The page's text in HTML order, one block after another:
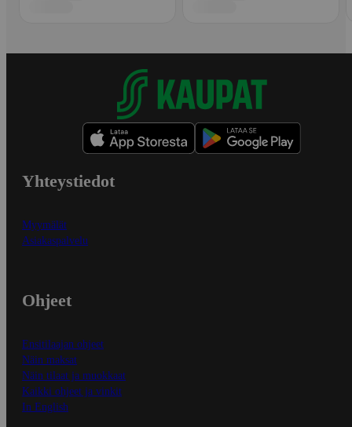
Yhteystiedot
Myymälät
Asiakaspalvelu
Ohjeet
Ensitilaajan ohjeet
Näin maksat
Näin tilaat ja muokkaat
Kaikki ohjeet ja vinkit
In English